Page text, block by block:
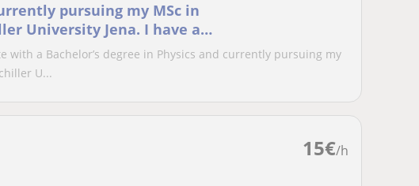
pursuing my MSc in
University Jena. I have a
with a Bachelor’s degree in Physics and currently pursuing my
U...
15€/h